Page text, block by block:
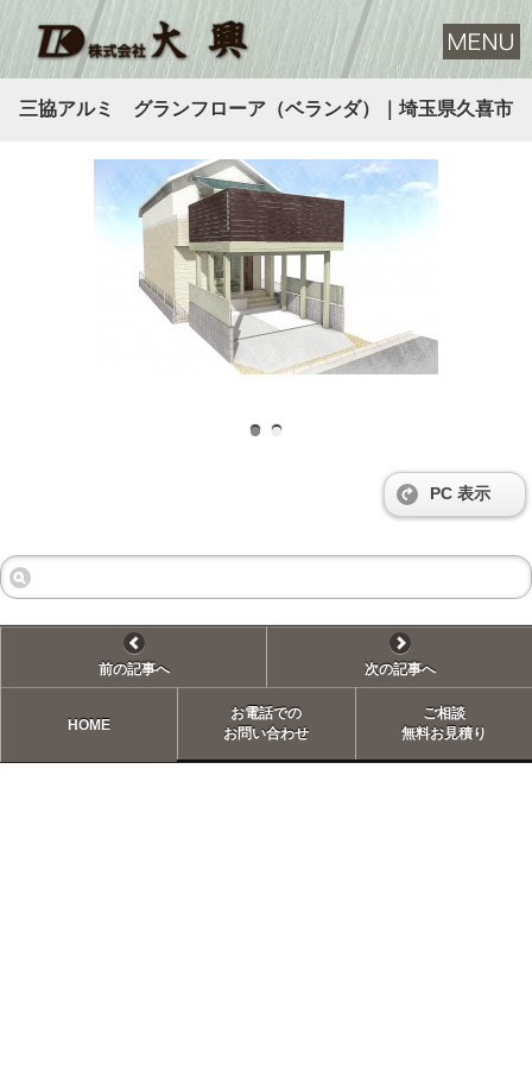
三協アルミ グランフローア（ベランダ）｜埼玉県久喜市
PC 表示
前の記事へ 次の記事へ
HOME
お電話での
お問い合わせ
ご相談
無料お見積り